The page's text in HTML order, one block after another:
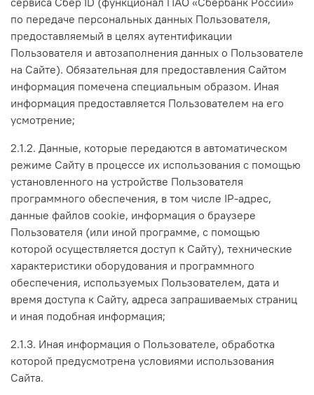
по передаче персональных данных Пользователя,
предоставляемый в целях аутентификации
Пользователя и автозаполнения данных о Пользователе
на Сайте). Обязательная для предоставления Сайтом
информация помечена специальным образом. Иная
информация предоставляется Пользователем на его
усмотрение;
2.1.2. Данные, которые передаются в автоматическом
режиме Сайту в процессе их использования с помощью
установленного на устройстве Пользователя
программного обеспечения, в том числе IP-адрес,
данные файлов cookie, информация о браузере
Пользователя (или иной программе, с помощью
которой осуществляется доступ к Сайту), технические
характеристики оборудования и программного
обеспечения, используемых Пользователем, дата и
время доступа к Сайту, адреса запрашиваемых страниц
и иная подобная информация;
2.1.3. Иная информация о Пользователе, обработка
которой предусмотрена условиями использования
Сайта.